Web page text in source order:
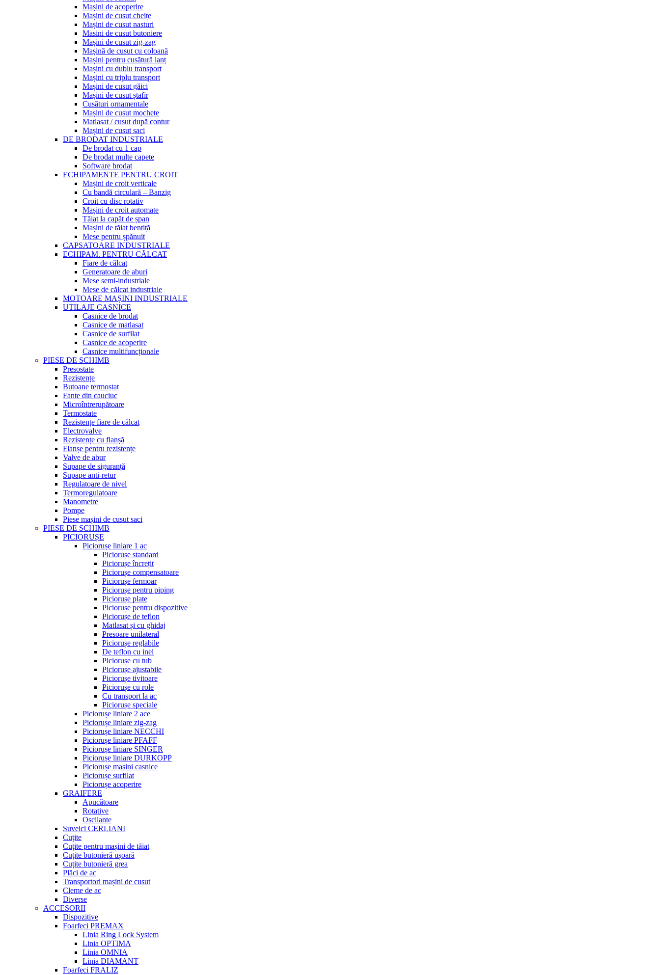
Mașini de acoperire
Mașini de cusut cheițe
Mașini de cusut nasturi
Masini de cusut butoniere
Mașini de cusut zig-zag
Mașină de cusut cu coloană
Mașini pentru cusătură lanț
Mașini cu dublu transport
Mașini cu triplu transport
Mașini de cusut găici
Mașini de cusut ștafir
Cusături ornamentale
Mașini de cusut mochete
Matlasat / cusut după contur
Mașini de cusut saci
DE BRODAT INDUSTRIALE
De brodat cu 1 cap
De brodat multe capete
Software brodat
ECHIPAMENTE PENTRU CROIT
Mașini de croit verticale
Cu bandă circulară – Banzig
Croit cu disc rotativ
Mașini de croit automate
Tăiat la capăt de șpan
Mașini de tăiat bentiță
Mese pentru șpănuit
CAPSATOARE INDUSTRIALE
ECHIPAM. PENTRU CĂLCAT
Fiare de călcat
Generatoare de aburi
Mese semi-industriale
Mese de călcat industriale
MOTOARE MAȘINI INDUSTRIALE
UTILAJE CASNICE
Casnice de brodat
Casnice de matlasat
Casnice de surfilat
Casnice de acoperire
Casnice multifuncționale
PIESE DE SCHIMB
Presostate
Rezistențe
Butoane termostat
Fante din cauciuc
Microîntrerupătoare
Termostate
Rezistențe fiare de călcat
Electrovalve
Rezistențe cu flanșă
Flanșe pentru rezistențe
Valve de abur
Supape de siguranță
Supape anti-retur
Regulatoare de nivel
Termoregulatoare
Manometre
Pompe
Piese mașini de cusut saci
PIESE DE SCHIMB
PICIORUȘE
Piciorușe liniare 1 ac
Piciorușe standard
Piciorușe încrețit
Piciorușe compensatoare
Piciorușe fermoar
Piciorușe pentru piping
Piciorușe plate
Piciorușe pentru dispozitive
Piciorușe de teflon
Matlasat și cu ghidaj
Presoare unilateral
Piciorușe reglabile
De teflon cu inel
Piciorușe cu tub
Piciorușe ajustabile
Piciorușe tivitoare
Piciorușe cu role
Cu transport la ac
Piciorușe speciale
Piciorușe liniare 2 ace
Piciorușe liniare zig-zag
Piciorușe liniare NECCHI
Piciorușe liniare PFAFF
Piciorușe liniare SINGER
Piciorușe liniare DURKOPP
Piciorușe mașini casnice
Piciorușe surfilat
Piciorușe acoperire
GRAIFERE
Apucătoare
Rotative
Oscilante
Suveici CERLIANI
Cuțite
Cuțite pentru mașini de tăiat
Cuțite butonieră ușoară
Cuțite butonieră grea
Plăci de ac
Transportori mașini de cusut
Cleme de ac
Diverse
ACCESORII
Dispozitive
Foarfeci PREMAX
Linia Ring Lock System
Linia OPTIMA
Linia OMNIA
Linia DIAMANT
Foarfeci FRALIZ